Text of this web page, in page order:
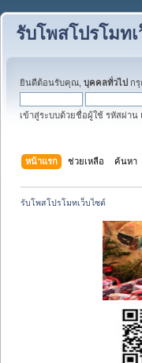
รับโพสโปรโมท
ยินดีต้อนรับคุณ, บุคคลทั่วไป ก
เข้าสู่ระบบด้วยชื่อผู้ใช้ รหัสผ่าน
หน้าแรก ช่วยเหลือ ค้นหา
รับโพสโปรโมทเว็บไซต์